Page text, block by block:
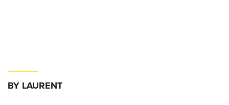
BY LAURENT